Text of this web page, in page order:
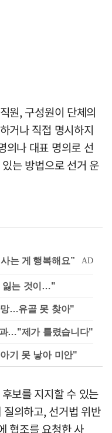
원, 구성원이 단체의
거나 직접 명시하지
의나 대표 명의로 선
는 방법으로 선거 운
잃는 것이…"
…유골 못 찾아"
…"제가 틀렸습니다"
기 못 낳아 미안"
보를 지지할 수 있는
의하고, 선거법 위반
협조를 요청한 사